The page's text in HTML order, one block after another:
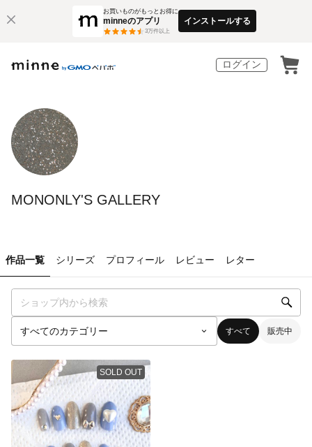
お買いものがもっとお得に
minneのアプリ
3万件以上
インストールする
ログイン
MONONLY'S GALLERY
作品一覧 シリーズ プロフィール レビュー レター
すべて 販売中
SOLD OUT